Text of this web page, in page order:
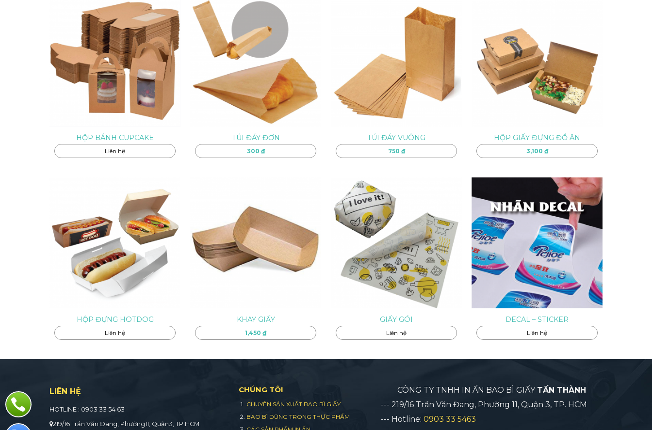
HỘP BÁNH CUPCAKE
Liên hệ
TÚI ĐÁY ĐƠN
300 ₫
TÚI ĐÁY VUÔNG
750 ₫
HỘP GIẤY ĐỰNG ĐỒ ĂN
3,100 ₫
HỘP ĐỰNG HOTDOG
Liên hệ
KHAY GIẤY
1,450 ₫
GIẤY GÓI
Liên hệ
DECAL – STICKER
Liên hệ
LIÊN HỆ
HOTLINE : 0903 33 54 63
219/16 Trần Văn Đang, Phường11, Quận3, TP.HCM
CHÚNG TÔI
CHUYÊN SẢN XUẤT BAO BÌ GIẤY
BAO BÌ DÙNG TRONG THỰC PHẨM
CÔNG TY TNHH IN ẤN BAO BÌ GIẤY TẤN THÀNH
--- 219/16 Trần Văn Đang, Phường 11, Quận 3, TP. HCM
--- Hotline: 0903 33 5463